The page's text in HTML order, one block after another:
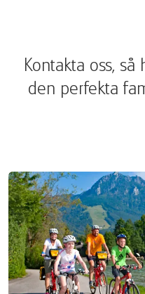
Kontakta oss,
den perfekta